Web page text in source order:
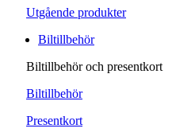
Utgående produkter
Biltillbehör
Biltillbehör och presentkort
Biltillbehör
Presentkort